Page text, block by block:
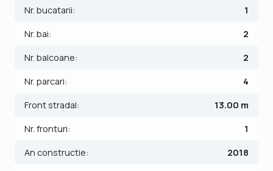
Hol – leaga elegant zonele de noapte
2 Dormitoare secundare – potrivite pentru copii sau
oaspeti
Baie – cu finisaje de calitate
Balcon – pentru momente de relaxare
Nr. bucatarii: 1
Nr. bai: 2
Nr. balcoane: 2
Nr. parcari: 4
Front stradal: 13.00 m
Nr. fronturi: 1
An constructie: 2018